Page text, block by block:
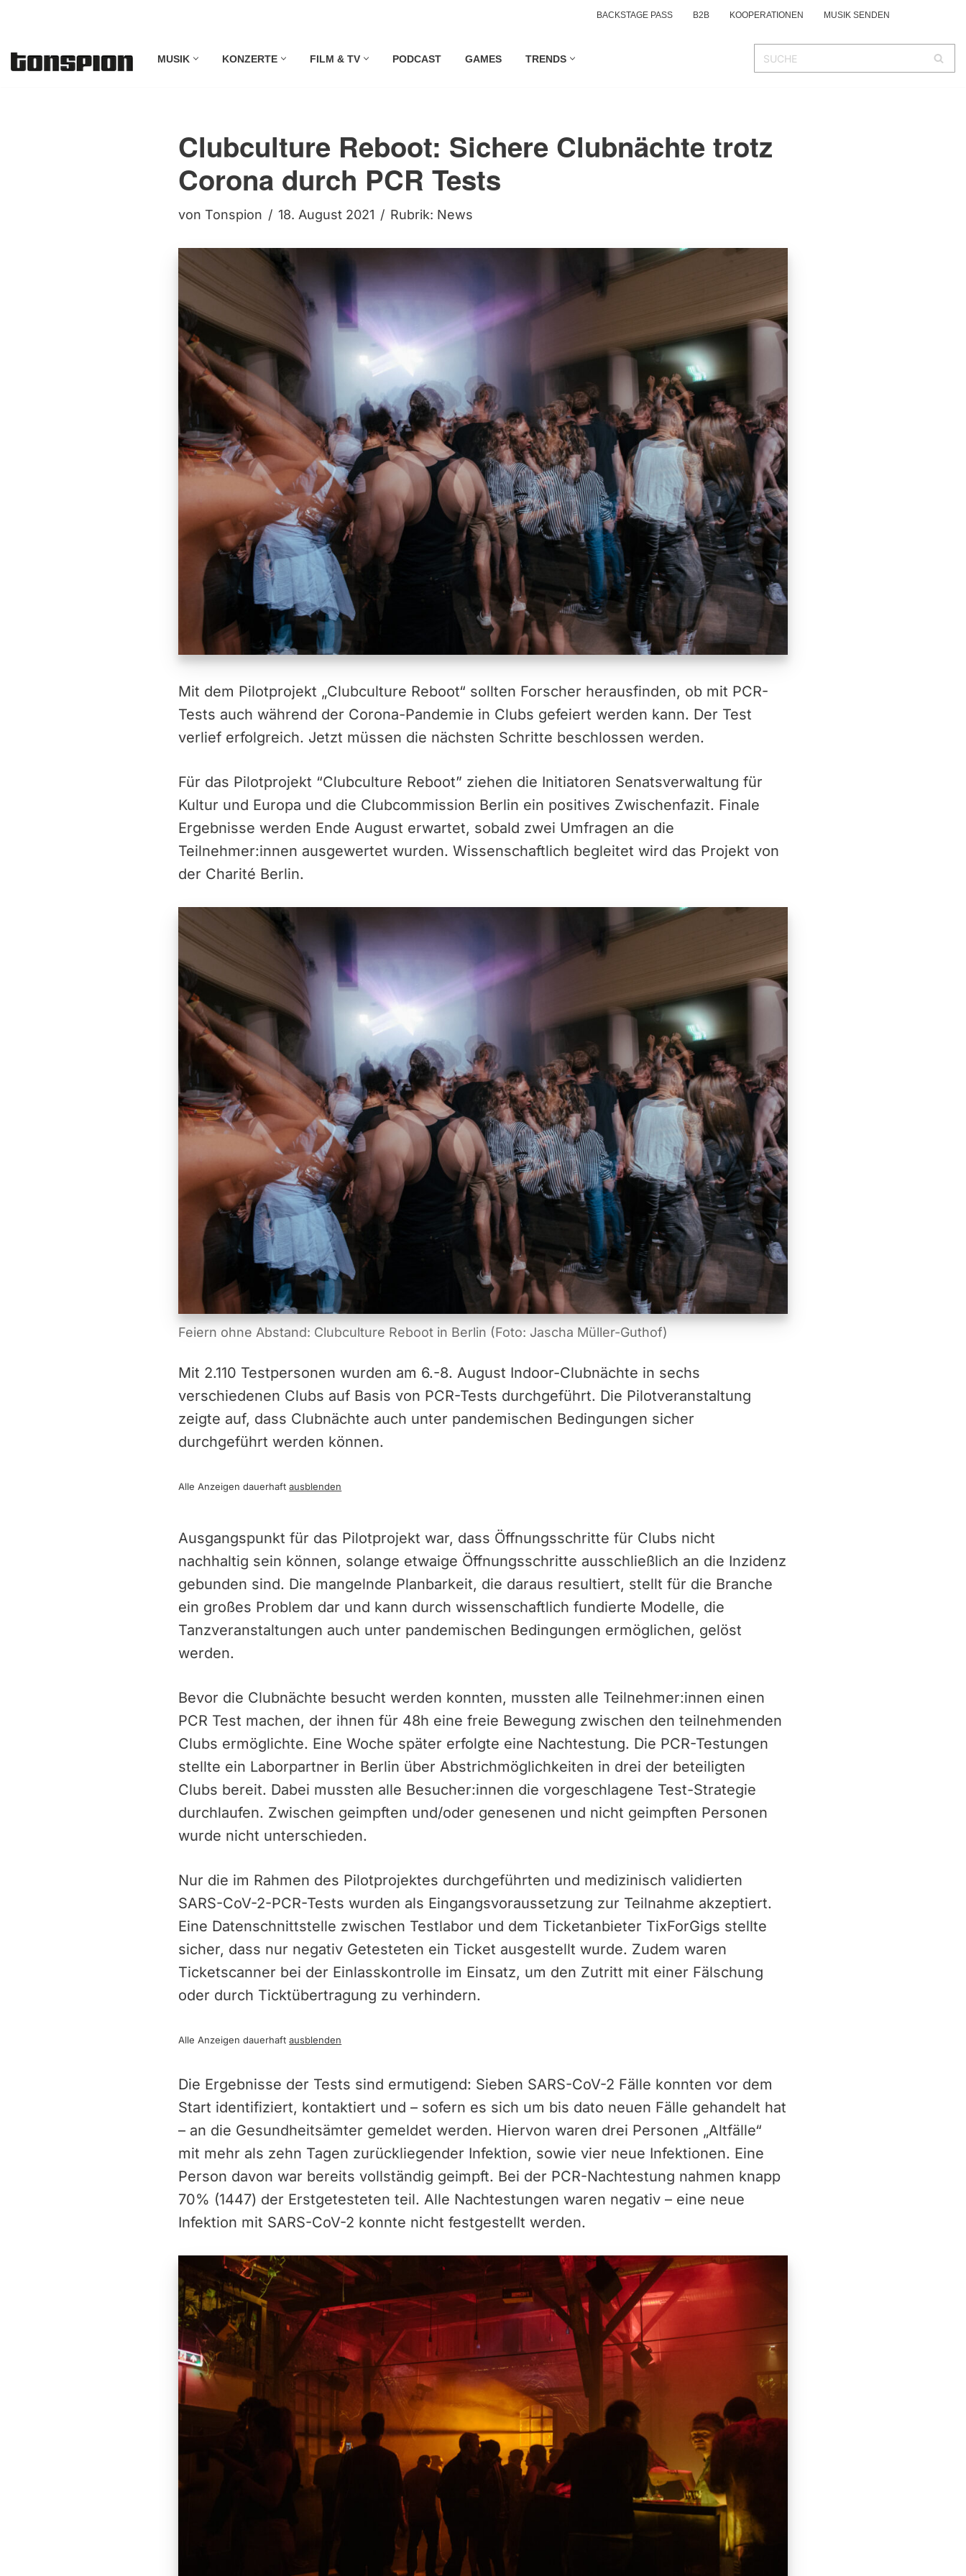
Inhalt
BACKSTAGE PASS B2B KOOPERATIONEN MUSIK SENDEN
MUSIK KONZERTE FILM & TV PODCAST GAMES TRENDS
Clubculture Reboot: Sichere Clubnächte trotz
Corona durch PCR Tests
vonTonspion 18. August 2021 Rubrik: News
Mit dem Pilotprojekt „Clubculture Reboot“ sollten Forscher herausfinden, ob mit PCR-
Tests auch während der Corona-Pandemie in Clubs gefeiert werden kann. Der Test
verlief erfolgreich. Jetzt müssen die nächsten Schritte beschlossen werden.
Für das Pilotprojekt “Clubculture Reboot” ziehen die Initiatoren Senatsverwaltung für
Kultur und Europa und die Clubcommission Berlin ein positives Zwischenfazit. Finale
Ergebnisse werden Ende August erwartet, sobald zwei Umfragen an die
Teilnehmer:innen ausgewertet wurden. Wissenschaftlich begleitet wird das Projekt von
der Charité Berlin.
Feiern ohne Abstand: Clubculture Reboot in Berlin (Foto: Jascha Müller-Guthof)
Mit 2.110 Testpersonen wurden am 6.-8. August Indoor-Clubnächte in sechs
verschiedenen Clubs auf Basis von PCR-Tests durchgeführt. Die Pilotveranstaltung
zeigte auf, dass Clubnächte auch unter pandemischen Bedingungen sicher
durchgeführt werden können.
Alle Anzeigen dauerhaftausblenden
Ausgangspunkt für das Pilotprojekt war, dass Öffnungsschritte für Clubs nicht
nachhaltig sein können, solange etwaige Öffnungsschritte ausschließlich an die Inzidenz
gebunden sind. Die mangelnde Planbarkeit, die daraus resultiert, stellt für die Branche
ein großes Problem dar und kann durch wissenschaftlich fundierte Modelle, die
Tanzveranstaltungen auch unter pandemischen Bedingungen ermöglichen, gelöst
werden.
Bevor die Clubnächte besucht werden konnten, mussten alle Teilnehmer:innen einen
PCR Test machen, der ihnen für 48h eine freie Bewegung zwischen den teilnehmenden
Clubs ermöglichte. Eine Woche später erfolgte eine Nachtestung. Die PCR-Testungen
stellte ein Laborpartner in Berlin über Abstrichmöglichkeiten in drei der beteiligten
Clubs bereit. Dabei mussten alle Besucher:innen die vorgeschlagene Test-Strategie
durchlaufen. Zwischen geimpften und/oder genesenen und nicht geimpften Personen
wurde nicht unterschieden.
Nur die im Rahmen des Pilotprojektes durchgeführten und medizinisch validierten
SARS-CoV-2-PCR-Tests wurden als Eingangsvoraussetzung zur Teilnahme akzeptiert.
Eine Datenschnittstelle zwischen Testlabor und dem Ticketanbieter TixForGigs stellte
sicher, dass nur negativ Getesteten ein Ticket ausgestellt wurde. Zudem waren
Ticketscanner bei der Einlasskontrolle im Einsatz, um den Zutritt mit einer Fälschung
oder durch Ticktübertragung zu verhindern.
Alle Anzeigen dauerhaftausblenden
Die Ergebnisse der Tests sind ermutigend: Sieben SARS-CoV-2 Fälle konnten vor dem
Start identifiziert, kontaktiert und – sofern es sich um bis dato neuen Fälle gehandelt hat
– an die Gesundheitsämter gemeldet werden. Hiervon waren drei Personen „Altfälle“
mit mehr als zehn Tagen zurückliegender Infektion, sowie vier neue Infektionen. Eine
Person davon war bereits vollständig geimpft. Bei der PCR-Nachtestung nahmen knapp
70% (1447) der Erstgetesteten teil. Alle Nachtestungen waren negativ – eine neue
Infektion mit SARS-CoV-2 konnte nicht festgestellt werden.